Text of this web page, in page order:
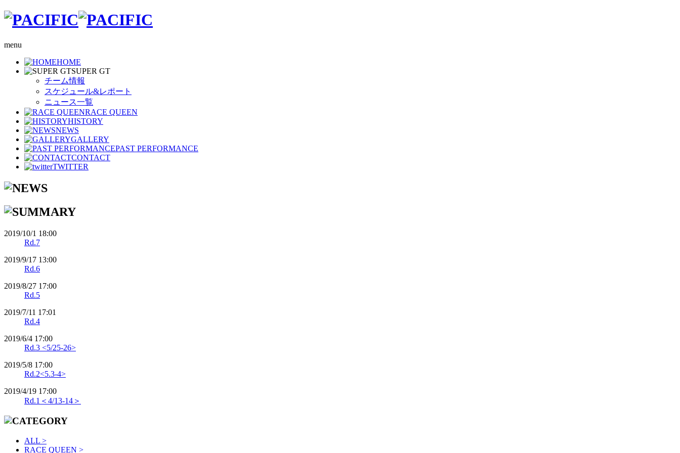
menu
HOME
SUPER GT
チーム情報
スケジュール&レポート
ニュース一覧
RACE QUEEN
HISTORY
NEWS
GALLERY
PAST PERFORMANCE
CONTACT
TWITTER
2019/10/1 18:00
Rd.7
2019/9/17 13:00
Rd.6
2019/8/27 17:00
Rd.5
2019/7/11 17:01
Rd.4
2019/6/4 17:00
Rd.3 <5/25-26>
2019/5/8 17:00
Rd.2<5.3-4>
2019/4/19 17:00
Rd.1＜4/13-14＞
ALL >
RACE QUEEN >